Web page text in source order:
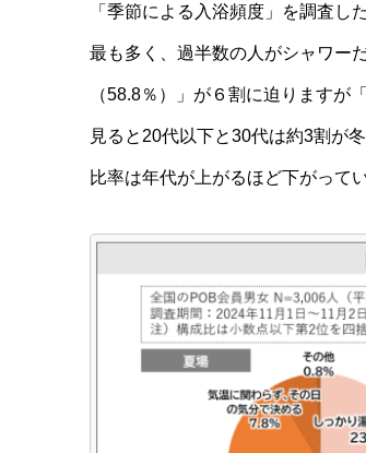
「季節による入浴頻度」を調査
最も多く、過半数の人がシャワー
（58.8％）」が６割に迫りますが
見ると20代以下と30代は約3割が
比率は年代が上がるほど下がって